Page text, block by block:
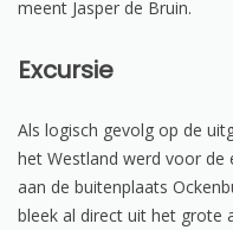
meent Jasper de Bruin.
Excursie
Als logisch gevolg op de
het Westland werd voor de
aan de buitenplaats
bleek al direct uit het grote